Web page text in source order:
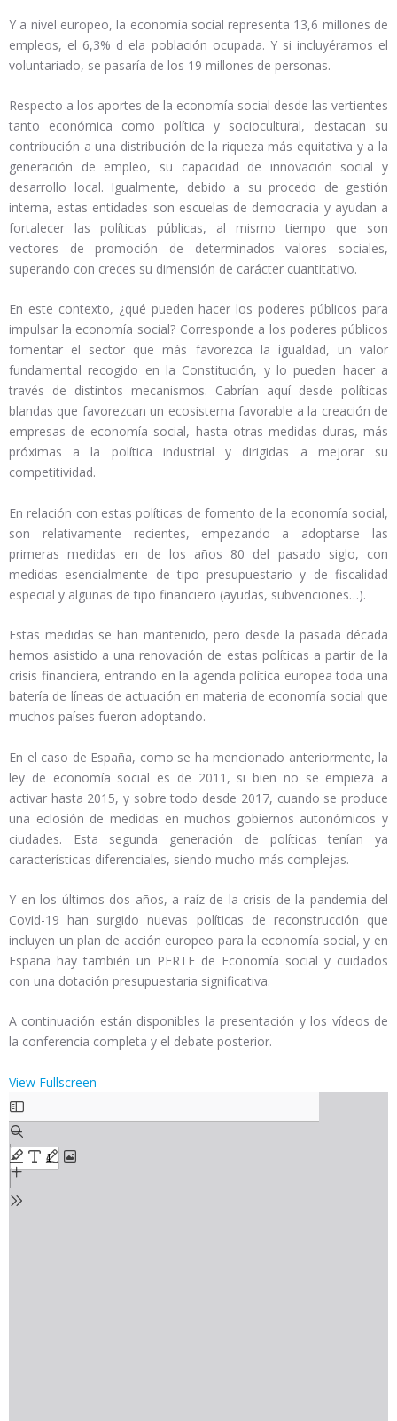
Y a nivel europeo, la economía social representa 13,6 millones de
empleos, el 6,3% d ela población ocupada. Y si incluyéramos el
voluntariado, se pasaría de los 19 millones de personas.
Respecto a los aportes de la economía social desde las vertientes
tanto económica como política y sociocultural, destacan su
contribución a una distribución de la riqueza más equitativa y a la
generación de empleo, su capacidad de innovación social y
desarrollo local. Igualmente, debido a su procedo de gestión
interna, estas entidades son escuelas de democracia y ayudan a
fortalecer las políticas públicas, al mismo tiempo que son
vectores de promoción de determinados valores sociales,
superando con creces su dimensión de carácter cuantitativo.
En este contexto, ¿qué pueden hacer los poderes públicos para
impulsar la economía social? Corresponde a los poderes públicos
fomentar el sector que más favorezca la igualdad, un valor
fundamental recogido en la Constitución, y lo pueden hacer a
través de distintos mecanismos. Cabrían aquí desde políticas
blandas que favorezcan un ecosistema favorable a la creación de
empresas de economía social, hasta otras medidas duras, más
próximas a la política industrial y dirigidas a mejorar su
competitividad.
En relación con estas políticas de fomento de la economía social,
son relativamente recientes, empezando a adoptarse las
primeras medidas en de los años 80 del pasado siglo, con
medidas esencialmente de tipo presupuestario y de fiscalidad
especial y algunas de tipo financiero (ayudas, subvenciones…).
Estas medidas se han mantenido, pero desde la pasada década
hemos asistido a una renovación de estas políticas a partir de la
crisis financiera, entrando en la agenda política europea toda una
batería de líneas de actuación en materia de economía social que
muchos países fueron adoptando.
En el caso de España, como se ha mencionado anteriormente, la
ley de economía social es de 2011, si bien no se empieza a
activar hasta 2015, y sobre todo desde 2017, cuando se produce
una eclosión de medidas en muchos gobiernos autonómicos y
ciudades. Esta segunda generación de políticas tenían ya
características diferenciales, siendo mucho más complejas.
Y en los últimos dos años, a raíz de la crisis de la pandemia del
Covid-19 han surgido nuevas políticas de reconstrucción que
incluyen un plan de acción europeo para la economía social, y en
España hay también un PERTE de Economía social y cuidados
con una dotación presupuestaria significativa.
A continuación están disponibles la presentación y los vídeos de
la conferencia completa y el debate posterior.
View Fullscreen
Saltar
al
contenido
del
PDF